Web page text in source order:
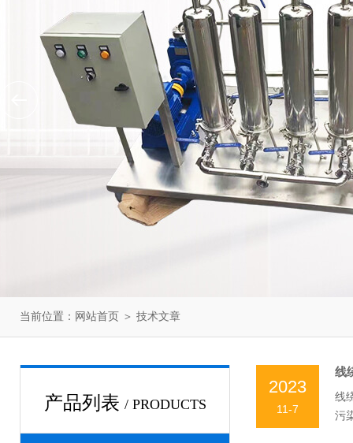
当前位置： 网站首页 ＞ 技术文章
产品列表 / PRODUCTS
2023
11-7
线
线
污